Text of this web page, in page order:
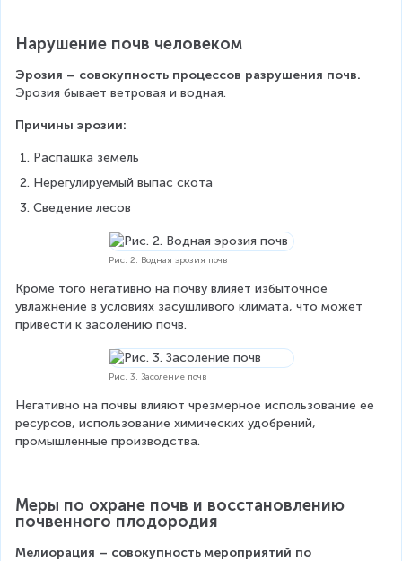
Нарушение почв человеком
Эрозия – совокупность процессов разрушения почв.
Эрозия бывает ветровая и водная.
Причины эрозии:
Распашка земель
Нерегулируемый выпас скота
Сведение лесов
Рис. 2. Водная эрозия почв
Кроме того негативно на почву влияет избыточное
увлажнение в условиях засушливого климата, что может
привести к засолению почв.
Рис. 3. Засоление почв
Негативно на почвы влияют чрезмерное использование ее
ресурсов, использование химических удобрений,
промышленные производства.
Меры по охране почв и восстановлению
почвенного плодородия
Мелиорация – совокупность мероприятий по